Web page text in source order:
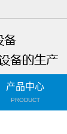
产品中心
PRODUCT